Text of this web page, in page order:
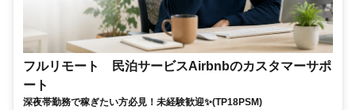
フルリモート 民泊サービスAirbnbのカスタマーサポ
ート
深夜帯勤務で稼ぎたい方必見！未経験歓迎✨(TP18PSM)